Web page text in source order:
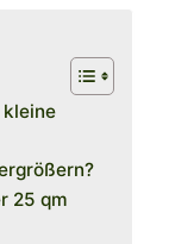
kleine
25 qm